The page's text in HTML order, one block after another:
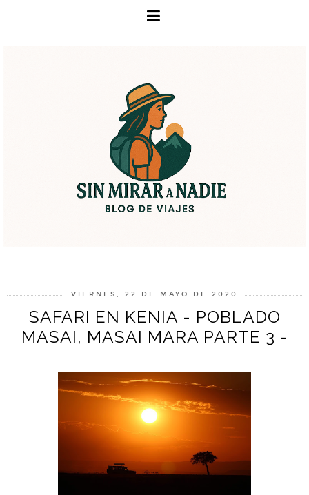
VIERNES, 22 DE MAYO DE 2020
SAFARI EN KENIA - POBLADO
MASAI, MASAI MARA PARTE 3 -